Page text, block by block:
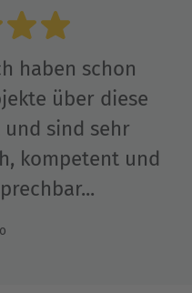
haben schon
über diese
sind sehr
kompetent und